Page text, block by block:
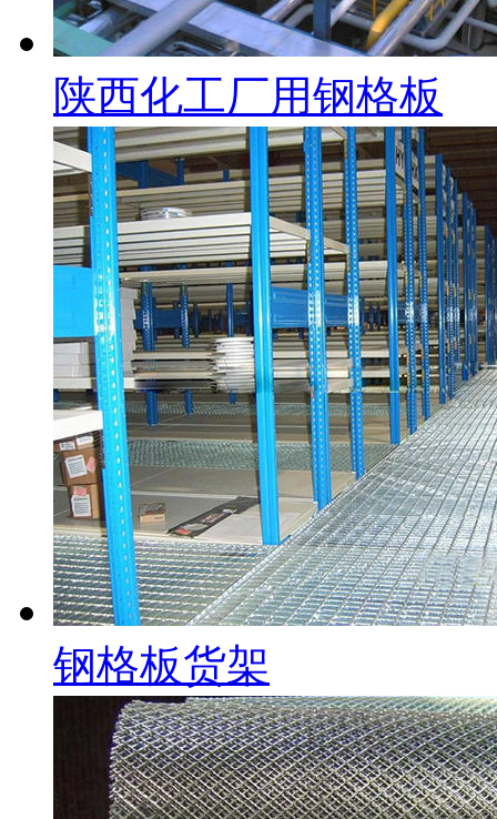
陕西化工厂用钢格板
钢格板货架